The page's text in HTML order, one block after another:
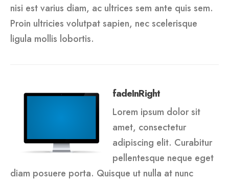
nisi est varius diam, ac ultrices sem ante quis sem.
Proin ultricies volutpat sapien, nec scelerisque
ligula mollis lobortis.
fadeInRight
Lorem ipsum dolor sit
amet, consectetur
adipiscing elit. Curabitur
pellentesque neque eget
diam posuere porta. Quisque ut nulla at nunc